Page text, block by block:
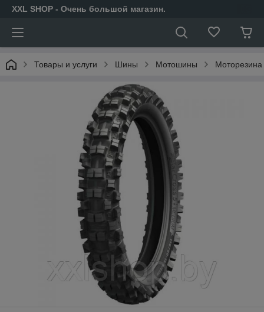
XXL SHOP - Очень большой магазин.
Товары и услуги Шины Мотошины